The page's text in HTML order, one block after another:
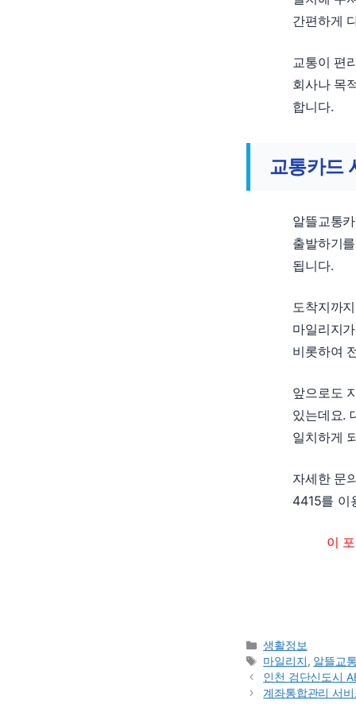
간편하게
교통이 편
회사나 목
합니다.
교통카드
알뜰교통
출발하기
됩니다.
도착지까
마일리지
비롯하여
앞으로도
있는데요.
일치하게
자세한 문
4415를 이
이
Categories
생활정보
Tags
마일리지, 알뜰교
인천 검단신도시
계좌통합관리 서